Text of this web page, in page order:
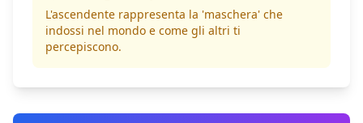
L'ascendente rappresenta la 'maschera' che
indossi nel mondo e come gli altri ti
percepiscono.